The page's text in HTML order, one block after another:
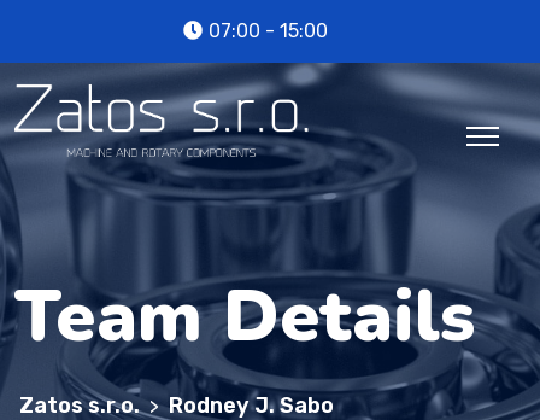
07:00 - 15:00
Team Details
Zatos s.r.o. > Rodney J. Sabo